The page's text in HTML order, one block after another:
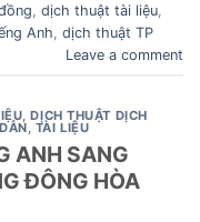
dịch thuật tài liệu
Anh
dịch thuật TP
Leave a comment
,DỊCH THUẬT DỊCH
, TÀI LIỆU
ANH SANG
ĐÔNG HÒA